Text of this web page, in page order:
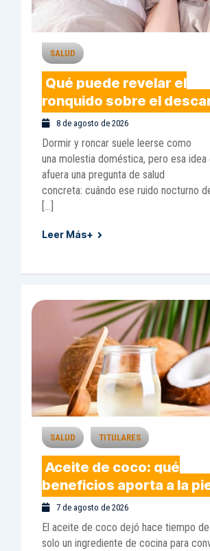
SALUD
Qué puede revelar el
ronquido sobre el
8 de agosto de 2026
Dormir y roncar suele leerse como
una molestia doméstica, pero esa idea
afuera una pregunta de salud
concreta: cuándo ese ruido nocturno
[…]
Leer Más+
SALUD TITULARES
Aceite de coco: qué
beneficios aporta a la
7 de agosto de 2026
El aceite de coco dejó hace tiempo
solo un ingrediente de cocina para